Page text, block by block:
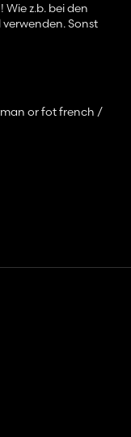
z.b. bei den
verwenden. Sonst
or fot french /